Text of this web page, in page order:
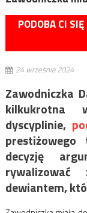
PODOBA CI
24 września 2024
Zawodniczka
kilkukrotna
dyscyplinie,
decyzję
dewiantem,